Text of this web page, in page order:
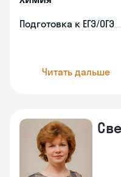
Подготовка к ЕГЭ/ОГЭ
Читать дальше